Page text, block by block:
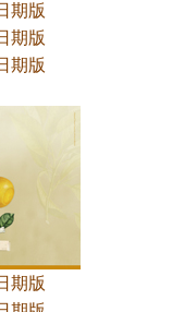
期版
期版
期版
期版